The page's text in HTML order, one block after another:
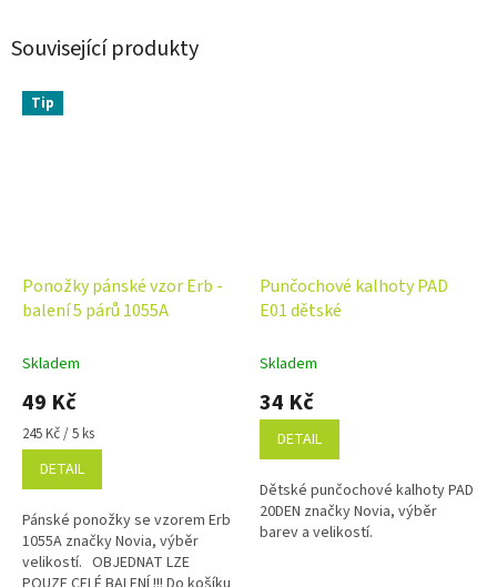
Související produkty
Tip
Ponožky pánské vzor Erb -
balení 5 párů 1055A
Skladem
49 Kč
Měrná
cena:
245 Kč / 5 ks
DETAIL
Pánské ponožky se vzorem Erb
1055A značky Novia, výběr
velikostí. OBJEDNAT LZE
Punčochové kalhoty PAD
E01 dětské
Skladem
34 Kč
DETAIL
Dětské punčochové kalhoty PAD
20DEN značky Novia, výběr
barev a velikostí.